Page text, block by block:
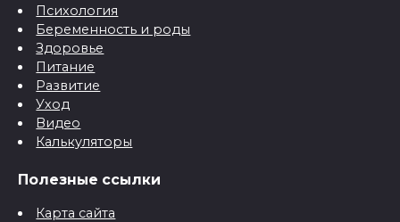
Психология
Беременность и роды
Здоровье
Питание
Развитие
Уход
Видео
Калькуляторы
Полезные ссылки
Карта сайта